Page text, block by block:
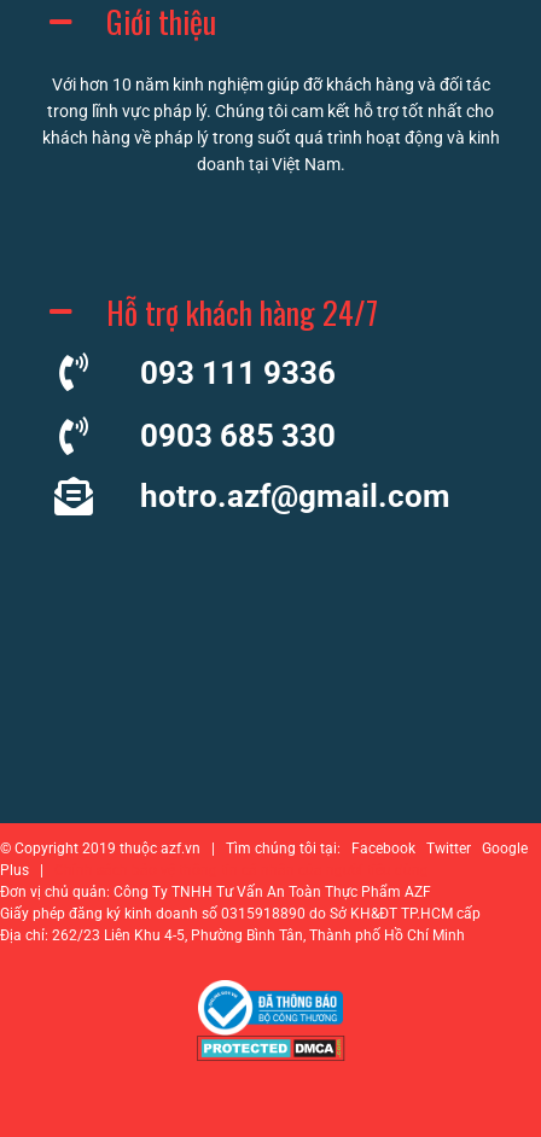
Giới thiệu
Với hơn 10 năm kinh nghiệm giúp đỡ khách hàng và đối tác
trong lĩnh vực pháp lý. Chúng tôi cam kết hỗ trợ tốt nhất cho
khách hàng về pháp lý trong suốt quá trình hoạt động và kinh
doanh tại Việt Nam.
Hỗ trợ khách hàng 24/7
093 111 9336
0903 685 330
hotro.azf@gmail.com
© Copyright 2019 thuộc azf.vn | Tìm chúng tôi tại: Facebook Twitter Google
Plus |
Đơn vị chủ quản: Công Ty TNHH Tư Vấn An Toàn Thực Phẩm AZF
Giấy phép đăng ký kinh doanh số 0315918890 do Sở KH&ĐT TP.HCM cấp
Địa chỉ: 262/23 Liên Khu 4-5, Phường Bình Tân, Thành phố Hồ Chí Minh